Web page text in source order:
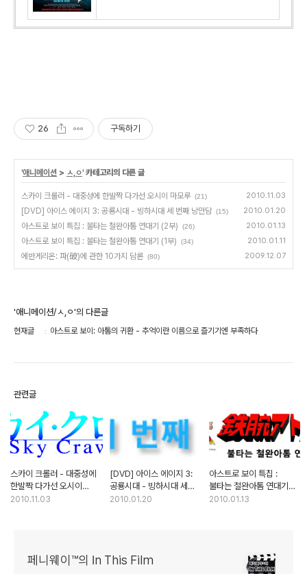
26 구독하기
'애니메이션 > ㅅ,ㅇ' 카테고리의 다른 글
스카이 크롤러 - 대중성에 한발짝 다가선 오시이 마모루 (21) 2010.11.03
[DVD] 아이스 에이지 3: 공룡시대 - 빙하시대 세 번째 낭만담 (15) 2010.01.20
아스트로 보이 특집 : 불타는 철완아톰 연대기 (2부) (26) 2010.01.13
아스트로 보이 특집 : 불타는 철완아톰 연대기 (1부) (34) 2010.01.11
에반게리온: 파(破)에 관한 10가지 담론 (80) 2009.12.07
'애니메이션/ㅅ,ㅇ'의 다른글
현재글 아스트로 보이: 아톰의 귀환 - 추억이란 이름으로 즐기기엔 부족하다
관련글
스카이 크롤러 - 대중성에
한발짝 다가선 오시이
마모루
2010.11.03
[DVD] 아이스 에이지 3:
공룡시대 - 빙하시대 세
번째 낭만담
2010.01.20
아스트로 보이 특집 :
불타는 철완아톰 연대기
(2부)
2010.01.13
페니웨이™의 In This Film